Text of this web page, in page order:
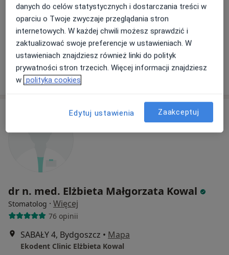
Grenadierów 4, Bydgoszcz • Mapa
KLINIKA IMPLANTOLOGII STOMATOLOGICZNEJ
Konsultacja stomatologiczna
Poproś o wizytę
dr n. med. Elżbieta Małgorzata Kowal
Stomatolog · Więcej
76 opinii
SABAŁY 4, Bydgoszcz • Mapa
Ekodent Clinic Elżbieta Kowal
danych do celów statystycznych i dostarczania treści w
oparciu o Twoje zwyczaje przeglądania stron
internetowych. W każdej chwili możesz sprawdzić i
zaktualizować swoje preferencje w ustawieniach. W
ustawieniach znajdziesz również linki do polityk
prywatności stron trzecich. Więcej informacji znajdziesz
w polityka cookies
Edytuj ustawienia Zaakceptuj